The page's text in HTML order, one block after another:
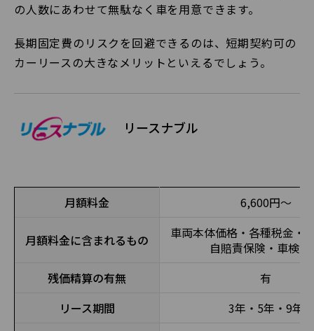
の人数にあわせて無駄なく車を用意できます。
長期固定費のリスクを回避できるのは、短期契約可の
カーリースの大きなメリットといえるでしょう。
リースナブル
月額料金 6,600円〜
月額料金に含まれるもの
車両本体価格・各種税金・
自賠責保険・車検費
残価精算の有無
有
リース期間
3年・5年・9年